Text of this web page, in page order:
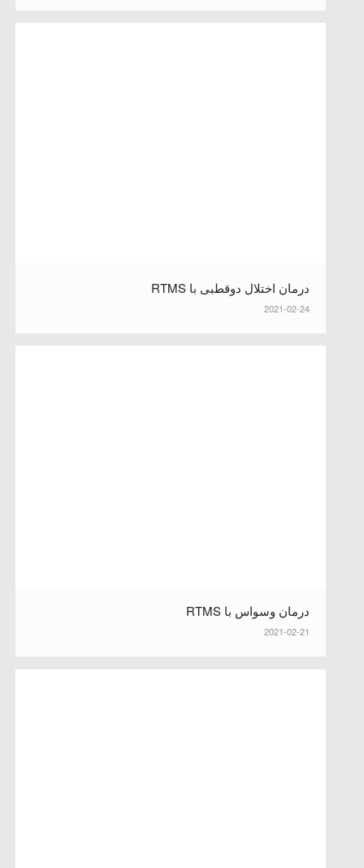
درمان اختلال دوقطبی با RTMS
2021-02-24
درمان وسواس با RTMS
2021-02-21